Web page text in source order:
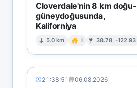
Cloverdale'nin 8 km doğu-
güneydoğusunda,
Kaliforniya
5.0 km I 38.78, -122.93
21:38:51 06.08.2026